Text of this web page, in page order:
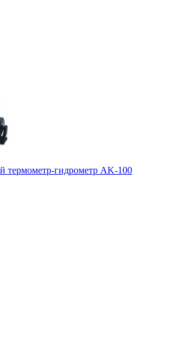
термометр-гидрометр AK-100